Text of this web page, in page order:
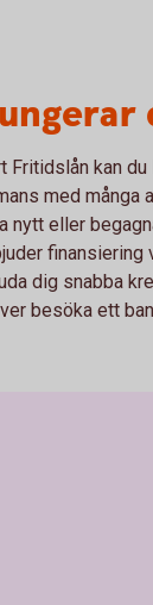
Fritidslån kan
med många
nytt eller
finansiering
dig snabba
besöka ett